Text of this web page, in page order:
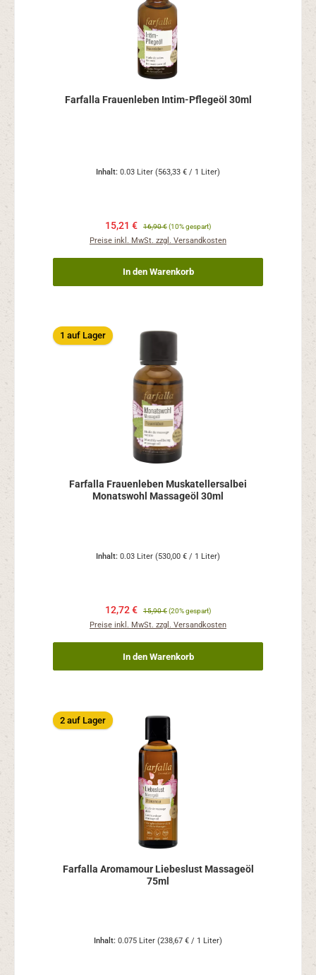
Farfalla Frauenleben Intim-Pflegeöl 30ml
Inhalt: 0.03 Liter (563,33 € / 1 Liter)
15,21 € 16,90 €(10% gespart)
Preise inkl. MwSt. zzgl. Versandkosten
In den Warenkorb
1 auf Lager
Farfalla Frauenleben Muskatellersalbei
Monatswohl Massageöl 30ml
Inhalt: 0.03 Liter (530,00 € / 1 Liter)
12,72 € 15,90 €(20% gespart)
Preise inkl. MwSt. zzgl. Versandkosten
In den Warenkorb
2 auf Lager
Farfalla Aromamour Liebeslust Massageöl
75ml
Inhalt: 0.075 Liter (238,67 € / 1 Liter)